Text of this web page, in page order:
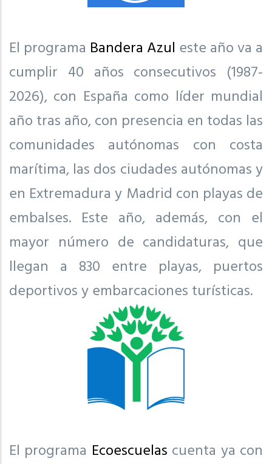
El programa Bandera Azul este año va a
cumplir 40 años consecutivos (1987-
2026), con España como líder mundial
año tras año, con presencia en todas las
comunidades autónomas con costa
marítima, las dos ciudades autónomas y
en Extremadura y Madrid con playas de
embalses. Este año, además, con el
mayor número de candidaturas, que
llegan a 830 entre playas, puertos
deportivos y embarcaciones turísticas.
El programa Ecoescuelas cuenta ya con